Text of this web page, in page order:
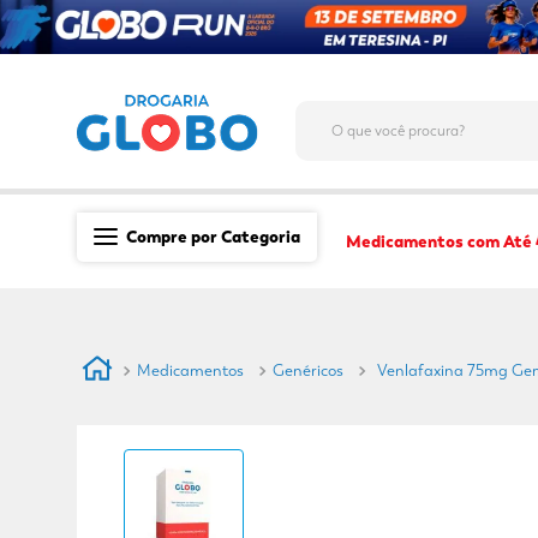
Compre por Categoria
Dermocosméticos
Higiene & Beleza
Conveniência
Medicamentos com Até
Medicamentos Genéricos Venlafaxina 75mg